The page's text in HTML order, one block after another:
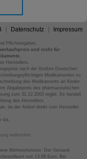
Datenschutz Impressum
Pflichtangaben.
und nicht für
Herstellers.
nach der Großen Deutschen
Medikamenten zu
des Medikaments an Kinder
Abgabepreis des pharmazeutischen
zum 31.12.2003 ergibt. Es handelt
des Herstellers.
da der Artikel direkt vom Hersteller
bis.
widerrufen
Mehrwertsteuer. Der Versand
von 13,99 Euro. Bei